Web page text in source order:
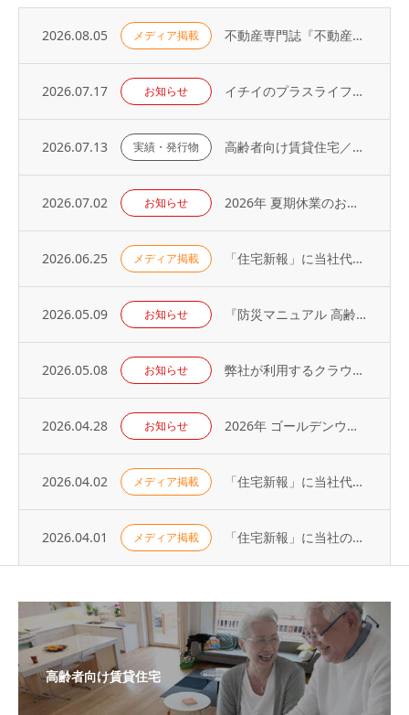
2026.08.05 メディア掲載 不動産専門誌『不動産コンサルティングプラス』に弊社代表・荻野の寄稿記事が掲載されました
2026.07.17 お知らせ イチイのプラスライフサービス「 オーナーアプリ」導入のお知らせ
2026.07.13 実績・発行物 高齢者向け賃貸住宅／取り扱い戸数（2026年）
2026.07.02 お知らせ 2026年 夏期休業のお知らせ
2026.06.25 メディア掲載 「住宅新報」に当社代表の取材記事が掲載されました（2026年6月23日号）
2026.05.09 お知らせ 『防災マニュアル 高齢入居者・外国人入居者対応編』当社代表が制作に協力
2026.05.08 お知らせ 弊社が利用するクラウドサービスへの不正アクセス発生に関するお知らせとお詫び
2026.04.28 お知らせ 2026年 ゴールデンウィーク休業のお知らせ
2026.04.02 メディア掲載 「住宅新報」に当社代表の取材記事が掲載されました（2026年3月31日号）
2026.04.01 メディア掲載 「住宅新報」に当社の取り組みが掲載されました（2026年3月24日号）
高齢者向け賃貸住宅